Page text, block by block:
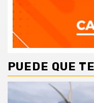
PUEDE QUE